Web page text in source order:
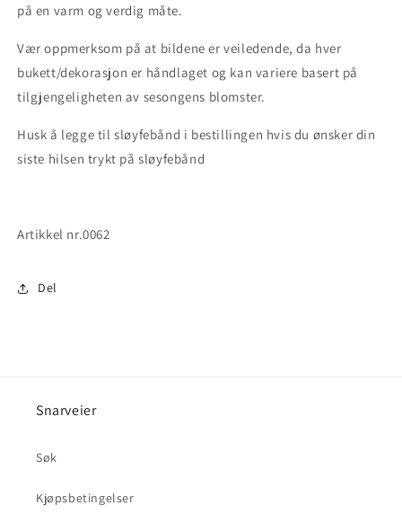
på en varm og verdig måte.
Vær oppmerksom på at bildene er veiledende, da hver
bukett/dekorasjon er håndlaget og kan variere basert på
tilgjengeligheten av sesongens blomster.
Husk å legge til sløyfebånd i bestillingen hvis du ønsker din
siste hilsen trykt på sløyfebånd
Artikkel nr.0062
Del
Snarveier
Søk
Kjøpsbetingelser